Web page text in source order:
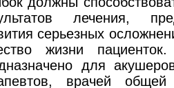
лечения,
серьезных
жизни пациенток.
для
врачей